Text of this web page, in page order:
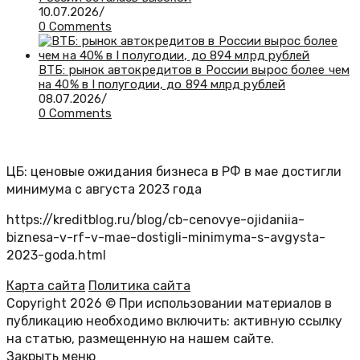
10.07.2026/
0 Comments
ВТБ: рынок автокредитов в России вырос более чем
на 40% в I полугодии, до 894 млрд рублей
08.07.2026/
0 Comments
ЦБ: ценовые ожидания бизнеса в РФ в мае достигли
минимума с августа 2023 года
https://kreditblog.ru/blog/cb-cenovye-ojidaniia-
biznesa-v-rf-v-mae-dostigli-minimyma-s-avgysta-
2023-goda.html
Карта сайта Политика сайта
Copyright 2026 © При использовании материалов в
публикацию необходимо включить: активную ссылку
на статью, размещенную на нашем сайте.
Закрыть меню